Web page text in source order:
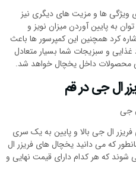
ویژگی ها و مزیت های دیگری نیز
به پایین آوردن میزان نویز و
کرد همچنین این کمپرسور ها باعث
و سبزیجات شما بسیار متعادل
محصولات داخل یخچال خواهد شد.
ال جی در قم
جی
ال جی بالا و پایین به یک سری
که می دانید یخچال های فریزر ال
شوند که هر کدام دارای قیمت نهایی و